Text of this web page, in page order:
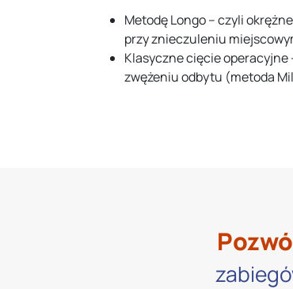
Metodę Longo – czyli
przy znieczuleniu
Klasyczne cięcie
zwężeniu odbytu (metoda